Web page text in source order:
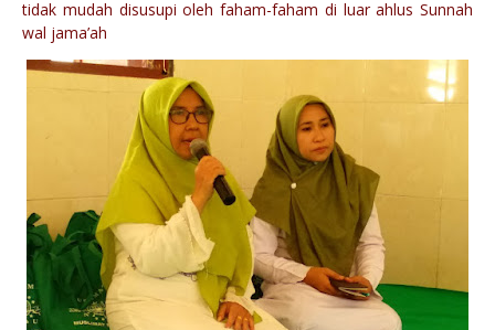
tidak mudah disusupi oleh faham-faham di luar ahlus Sunnah
wal jama’ah